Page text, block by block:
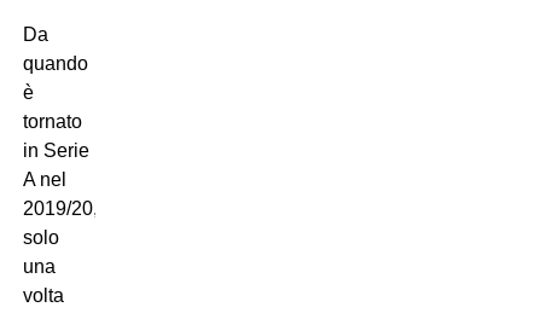
Da
quando
è
tornato
in Serie
A nel
2019/20,
solo
una
volta